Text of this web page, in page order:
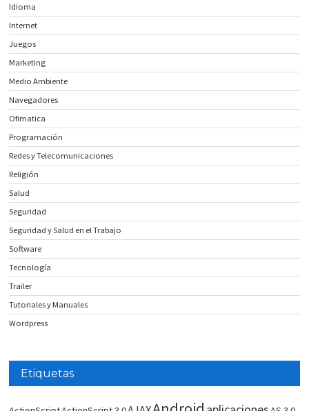
Idioma
Internet
Juegos
Marketing
Medio Ambiente
Navegadores
Ofimatica
Programación
Redes y Telecomunicaciones
Religión
Salud
Seguridad
Seguridad y Salud en el Trabajo
Software
Tecnología
Trailer
Tutoriales y Manuales
Wordpress
Etiquetas